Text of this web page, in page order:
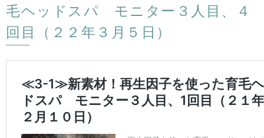
毛ヘッドスパ モニター３人目、４
回目（２２年３月５日）